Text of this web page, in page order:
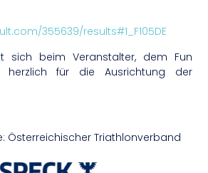
355639/results#1_F105DE
sich beim Veranstalter, dem Fun
herzlich für die Ausrichtung der
Österreichischer Triathlonverband